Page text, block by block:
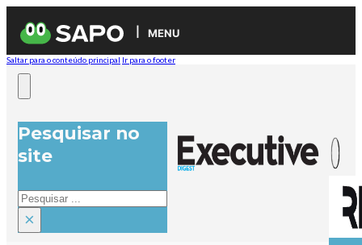
MENU
Saltar para o conteúdo principal Ir para o footer
Pesquisar no
site
Pesquisar
×